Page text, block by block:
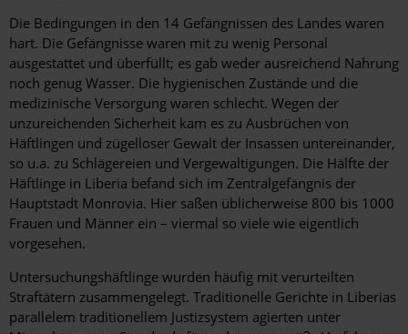
Die Bedingungen in den 14 Gefängnissen des Landes waren
hart. Die Gefängnisse waren mit zu wenig Personal
ausgestattet und überfüllt; es gab weder ausreichend Nahrung
noch genug Wasser. Die hygienischen Zustände und die
medizinische Versorgung waren schlecht. Wegen der
unzureichenden Sicherheit kam es zu Ausbrüchen von
Häftlingen und zügelloser Gewalt der Insassen untereinander,
so u.a. zu Schlägereien und Vergewaltigungen. Die Hälfte der
Häftlinge in Liberia befand sich im Zentralgefängnis der
Hauptstadt Monrovia. Hier saßen üblicherweise 800 bis 1000
Frauen und Männer ein – viermal so viele wie eigentlich
vorgesehen.
Untersuchungshäftlinge wurden häufig mit verurteilten
Straftätern zusammengelegt. Traditionelle Gerichte in Liberias
parallelem traditionellem Justizsystem agierten unter